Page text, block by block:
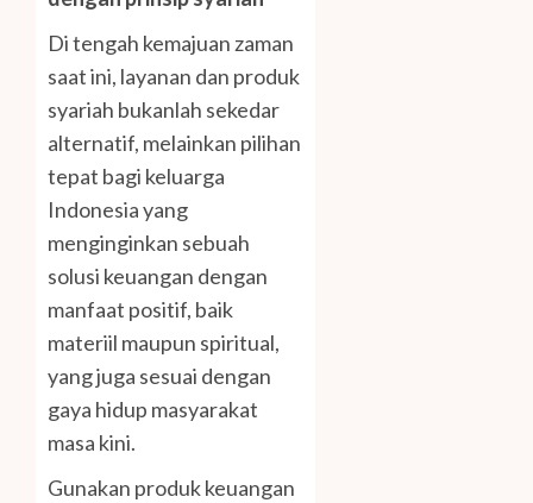
Di tengah kemajuan zaman
saat ini, layanan dan produk
syariah bukanlah sekedar
alternatif, melainkan pilihan
tepat bagi keluarga
Indonesia yang
menginginkan sebuah
solusi keuangan dengan
manfaat positif, baik
materiil maupun spiritual,
yang juga sesuai dengan
gaya hidup masyarakat
masa kini.
Gunakan produk keuangan